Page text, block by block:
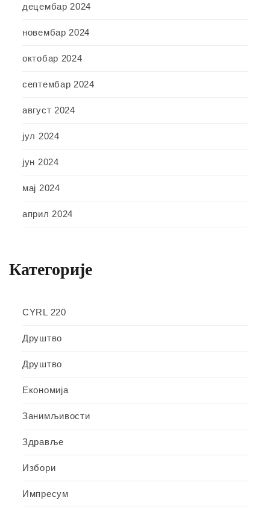
децембар 2024
новембар 2024
октобар 2024
септембар 2024
август 2024
јул 2024
јун 2024
мај 2024
април 2024
Категорије
CYRL 220
Друштво
Друштво
Економија
Занимљивости
Здравље
Избори
Импресум